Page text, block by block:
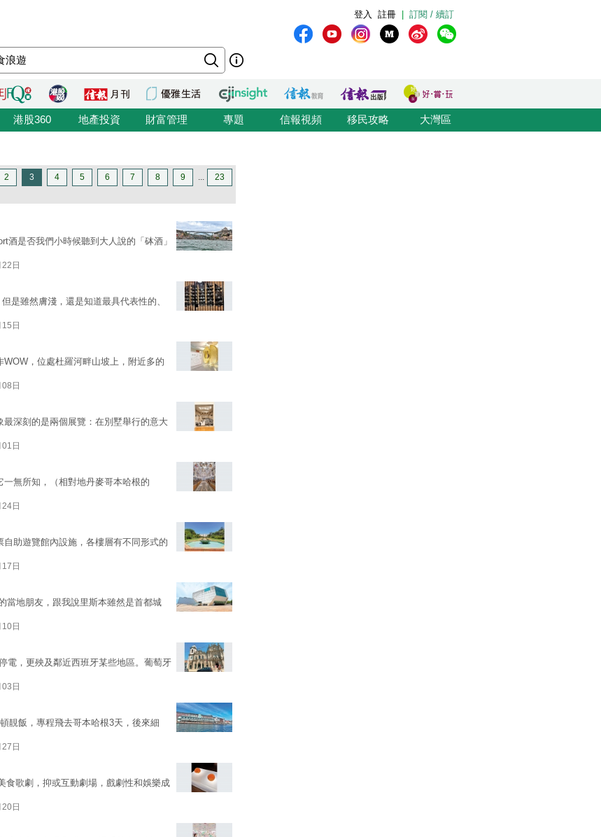
訂閱 / 續訂
註冊
登入
港股360 地產投資 財富管理 專題 信報視頻 移民攻略 大灣區
2 3 4 5 6 7 8 9 ... 23
酒是否我們小時候聽到大人說的「砵酒」
日
是雖然膚淺，還是知道最具代表性的、
日
，位處杜羅河畔山坡上，附近多的
日
深刻的是兩個展覽：在別墅舉行的意大
日
無所知，（相對地丹麥哥本哈根的
日
助遊覽館內設施，各樓層有不同形式的
日
當地朋友，跟我說里斯本雖然是首都城
日
電，更殃及鄰近西班牙某些地區。葡萄牙
日
靚飯，專程飛去哥本哈根3天，後來細
日
食歌劇，抑或互動劇場，戲劇性和娛樂成
日